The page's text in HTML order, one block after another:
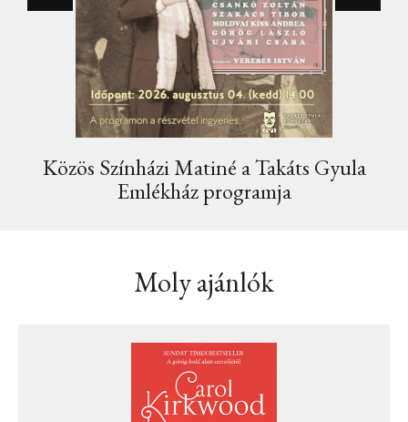
Közös Színházi Matiné a Takáts Gyula
Emlékház programja
Moly ajánlók